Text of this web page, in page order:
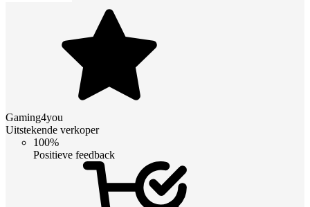
Gaming4you
Uitstekende verkoper
100%
Positieve feedback